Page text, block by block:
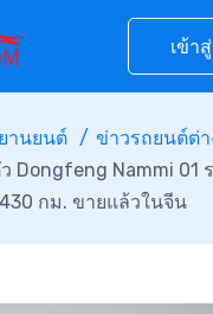
เข้า
านยนต์
ข่าวรถยนต์ต่า
Dongfeng Nammi 01
กม. ขายแล้วในจีน